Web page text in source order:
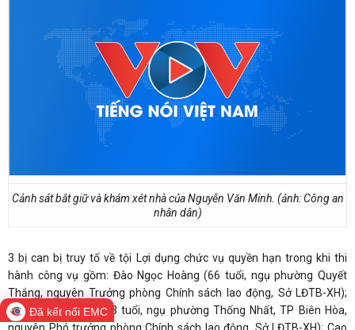
Cảnh sát bắt giữ và khám xét nhà của Nguyễn Văn Minh. (ảnh: Công an
nhân dân)
3 bị can bị truy tố về tội Lợi dụng chức vụ quyền hạn trong khi thi
hành công vụ gồm: Đào Ngọc Hoàng (66 tuổi, ngụ phường Quyết
Thắng, nguyên Trưởng phòng Chính sách lao động, Sở LĐTB-XH);
Khương Thái Học (63 tuổi, ngụ phường Thống Nhất, TP Biên Hòa,
Đã kết nối EMC